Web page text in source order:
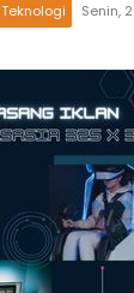
Teknologi Senin,